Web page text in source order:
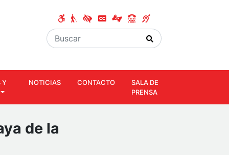
Y
NOTICIAS CONTACTO
SALA DE
PRENSA
de la